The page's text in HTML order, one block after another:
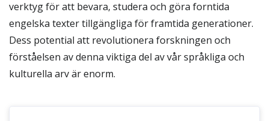
verktyg för att bevara, studera och göra forntida
engelska texter tillgängliga för framtida generationer.
Dess potential att revolutionera forskningen och
förståelsen av denna viktiga del av vår språkliga och
kulturella arv är enorm.